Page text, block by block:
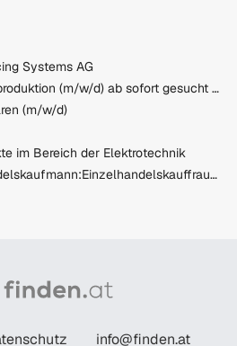
Systems AG
Operator Produktion /Bioproduktion (m/w/d) ab sofort gesucht (Schichtarbeit)
(m/w/d)
im Bereich der Elektrotechnik
Lehre zum:zur Einzelhandelskaufmann:Einzelhandelskauffrau Schwerpunkt Feinkostfachverkauf
info@finden.at